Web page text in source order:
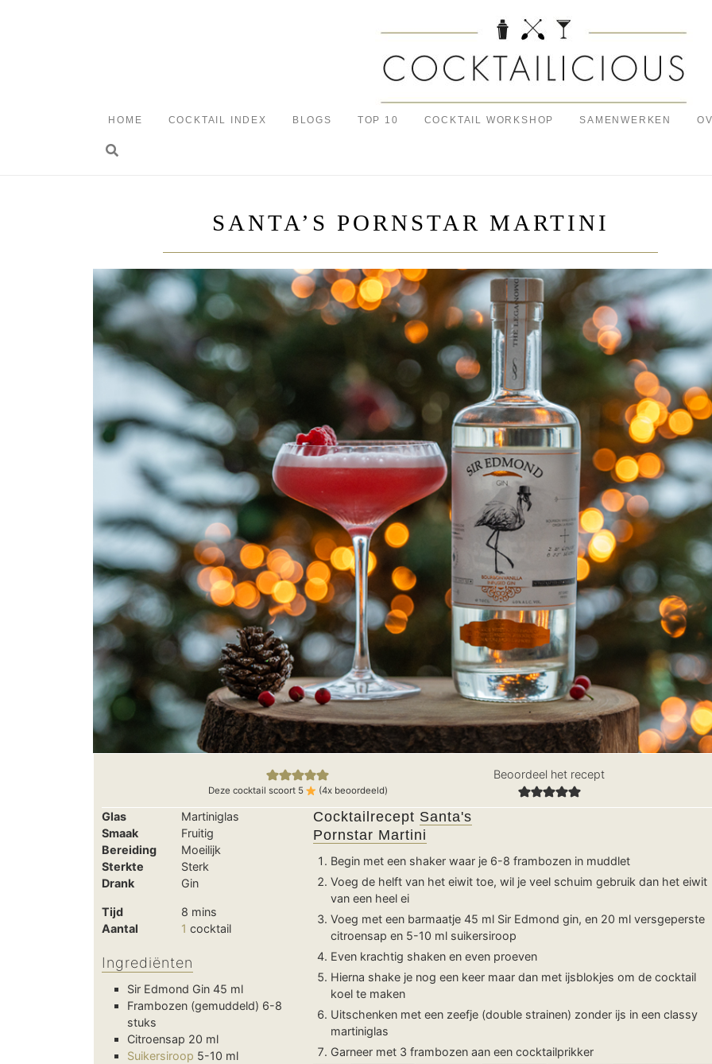
HOME COCKTAIL INDEX BLOGS TOP 10 COCKTAIL WORKSHOP SAMENWERKEN
Toggle search
SANTA’S PORNSTAR MARTINI
Deze cocktail scoort 5 (4x beoordeeld)
Beoordeel het recept
Glas
Martiniglas
Smaak
Fruitig
Bereiding
Moeilijk
Sterkte
Sterk
Drank
Gin
Tijd 8 minutes
mins
Aantal
1 cocktail
Ingrediënten
Sir Edmond Gin 45 ml
Frambozen (gemuddeld) 6-8
stuks
Citroensap 20 ml
Suikersiroop 5-10 ml
Cocktailrecept Santa's
Pornstar Martini
Begin met een shaker waar je 6-8 frambozen in muddlet
Voeg de helft van het eiwit toe, wil je veel schuim gebruik dan het eiwit
van een heel ei
Voeg met een barmaatje 45 ml Sir Edmond gin, en 20 ml versgeperste
citroensap en 5-10 ml suikersiroop
Even krachtig shaken en even proeven
Hierna shake je nog een keer maar dan met ijsblokjes om de cocktail
koel te maken
Uitschenken met een zeefje (double strainen) zonder ijs in een classy
martiniglas
Garneer met 3 frambozen aan een cocktailprikker